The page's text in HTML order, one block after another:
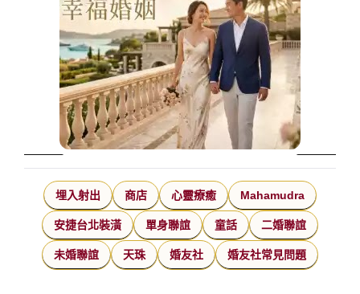
埋入射出 商店 心靈療癒 Mahamudra
安捷台北裝潢 單身聯誼 童話 二婚聯誼
未婚聯誼 天珠 婚友社 婚友社常見問題